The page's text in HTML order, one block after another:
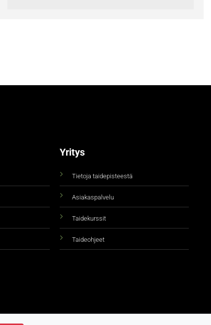
Yritys
Tietoja taidepisteestä
Asiakaspalvelu
Taidekurssit
Taideohjeet